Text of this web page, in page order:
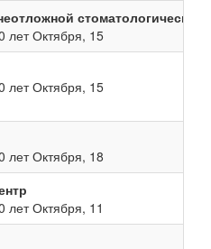
лет Октября, 15
лет Октября, 15
лет Октября, 18
лет Октября, 11